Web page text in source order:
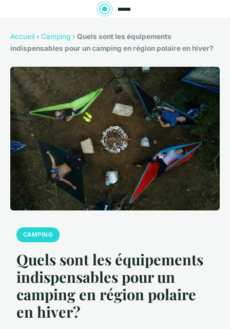
Accueil › Camping › Quels sont les équipements
indispensables pour un camping en région polaire en hiver?
CAMPING
Quels sont les équipements
indispensables pour un
camping en région polaire
en hiver?